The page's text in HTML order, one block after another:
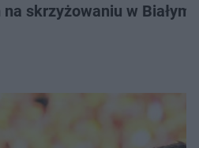
skrzyżowaniu w